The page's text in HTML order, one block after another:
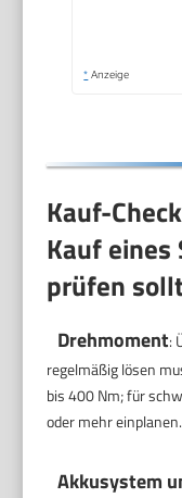
* Anzeige
Kauf-
Kauf eines
prüfen
Drehmoment:
regelmäßig lösen
bis 400 Nm; für
oder mehr einplanen.
Akkusystem